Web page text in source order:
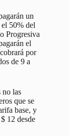
un
50% del
Progresiva
el
por
de 9 a
no las
que se
base, y
12 desde